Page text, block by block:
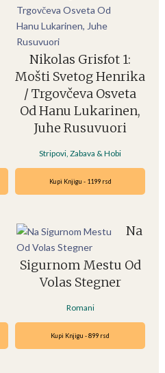
Nikolas Grisfot 1:
Mošti Svetog Henrika
/ Trgovčeva Osveta
Od Hanu Lukarinen,
Juhe Rusuvuori
Stripovi, Zabava & Hobi
Kupi Knjigu - 1199 rsd
Na
Sigurnom Mestu Od
Volas Stegner
Romani
Kupi Knjigu - 899 rsd